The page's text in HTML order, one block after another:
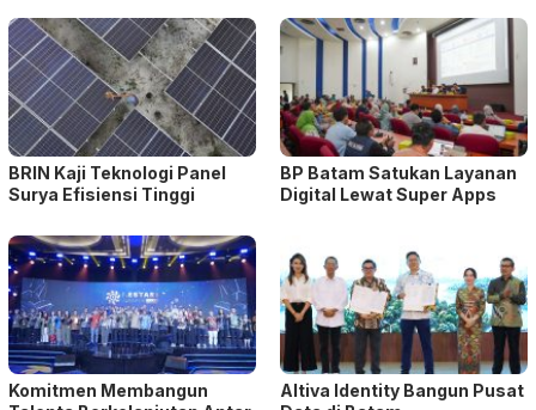
BRIN Kaji Teknologi Panel
Surya Efisiensi Tinggi
BP Batam Satukan Layanan
Digital Lewat Super Apps
Komitmen Membangun
Altiva Identity Bangun Pusat